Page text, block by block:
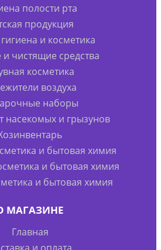
полости рта
продукция
и косметика
чистящие средства
косметика
воздуха
наборы
насекомых и грызунов
и бытовая химия
и бытовая химия
и бытовая химия
МАГАЗИНЕ
Главная